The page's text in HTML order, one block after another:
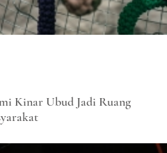
Kinar Ubud Jadi Ruang